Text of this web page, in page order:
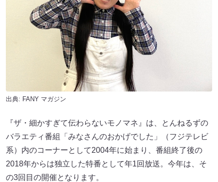
出典: FANY マガジン
『ザ・細かすぎて伝わらないモノマネ』は、とんねるずの
バラエティ番組「みなさんのおかげでした」（フジテレビ
系）内のコーナーとして2004年に始まり、番組終了後の
2018年からは独立した特番として年1回放送。今年は、そ
の3回目の開催となります。